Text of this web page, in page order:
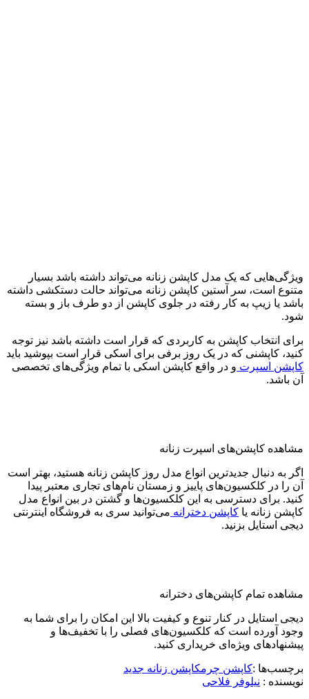
ویژگی‌هایی که یک مدل کاپشن زنانه می‌تواند داشته باشد بسیار
متنوع است، سر آستین کاپشن زنانه می‌تواند حالت دستکشی داشته
باشد یا زیپ به کار رفته در جلوی کاپشن از دو طرف باز و بسته
شود.
برای انتخاب کاپشن به کاربردی که قرار است داشته باشد نیز توجه
کنید، کاپشنی که در یک روز برفی برای اسکی قرار است بپوشید باید
کاپشن اسپرت و در واقع کاپشن اسکی با تمام ویژگی‌های تخصصی
آن باشد.
مشاهده کاپشن‌های اسپرت زنانه
اگر به دنبال جدیدترین انواع مدل روز کاپشن زنانه هستید، بهتر است
آن را در کلکسیون‌های پاییز و زمستان نام‌های تجاری معتبر پیدا
کنید. برای دسترسی به این کلکسیون‌ها و گشتن در بین انواع مدل
کاپشن زنانه یا کاپشن دخترانه می‌توانید سری به فروشگاه اینترنتی
دیجی استایل بزنید.
مشاهده تمام کاپشن‌های دخترانه
دیجی استایل در کنار تنوع و کیفیت بالا این امکان را برای شما به
وجود آورده است که کلکسیون‌های فصلی را با تخفیف‌ها و
پیشنهادهای ویژه‌ای خریداری کنید.
برچسب‌ها :کاپشن چرمکاپشن زنانه جدید
نویسنده :‌ نیلوفر فلاحی